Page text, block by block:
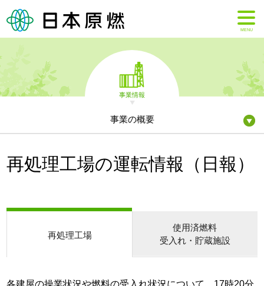
MENU
事業情報
事業の概要
再処理工場の運転情報（日報）
再処理工場
使用済燃料
受入れ・貯蔵施設
各建屋の操業状況や燃料の受入れ状況について、17時20分